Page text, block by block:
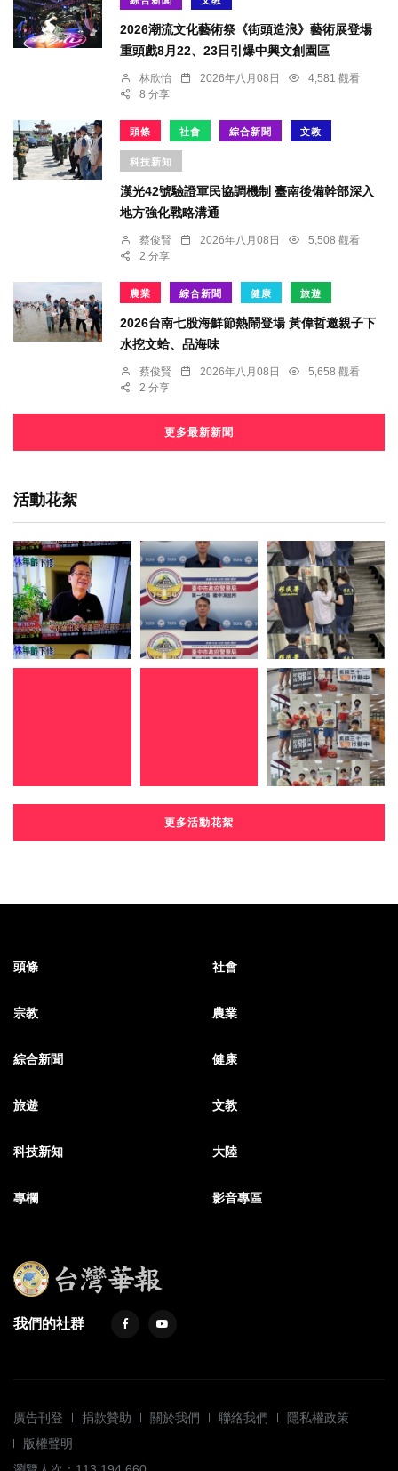
2026潮流文化藝術祭《街頭造浪》藝術展登場
重頭戲8月22、23日引爆中興文創園區
林欣怡 2026年八月08日
4,581 觀看
8 分享
頭條 社會 綜合新聞 文教
科技新知
漢光42號驗證軍民協調機制 臺南後備幹部深入
地方強化戰略溝通
蔡俊賢 2026年八月08日
5,508 觀看
2 分享
農業 綜合新聞 健康 旅遊
2026台南七股海鮮節熱鬧登場 黃偉哲邀親子下
水挖文蛤、品海味
蔡俊賢 2026年八月08日
5,658 觀看
2 分享
更多最新新聞
活動花絮
更多活動花絮
頭條 社會
宗教 農業
綜合新聞 健康
旅遊 文教
科技新知 大陸
專欄 影音專區
我們的社群
廣告刊登 捐款贊助 關於我們 聯絡我們
隱私權政策
版權聲明